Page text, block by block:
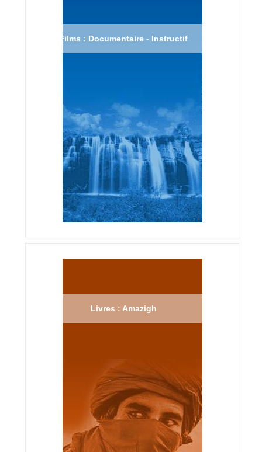
Films : Documentaire - Instructif
Livres : Amazigh